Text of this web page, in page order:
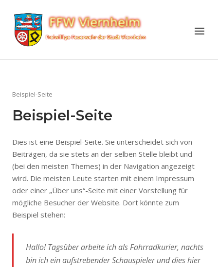
content
Home
Menu
Beispiel-Seite
Beispiel-Seite
Dies ist eine Beispiel-Seite. Sie unterscheidet sich von
Beiträgen, da sie stets an der selben Stelle bleibt und
(bei den meisten Themes) in der Navigation angezeigt
wird. Die meisten Leute starten mit einem Impressum
oder einer „Über uns“-Seite mit einer Vorstellung für
mögliche Besucher der Website. Dort könnte zum
Beispiel stehen:
Hallo! Tagsüber arbeite ich als Fahrradkurier, nachts
bin ich ein aufstrebender Schauspieler und dies hier